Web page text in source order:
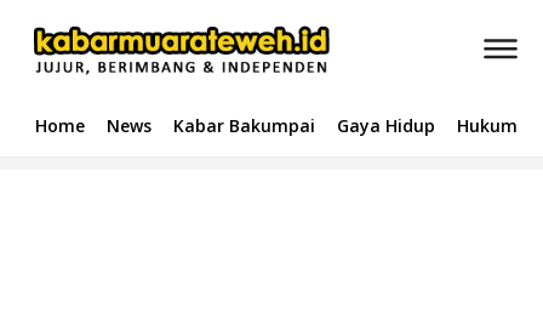
Home News Kabar Bakumpai Gaya Hidup Hukum &